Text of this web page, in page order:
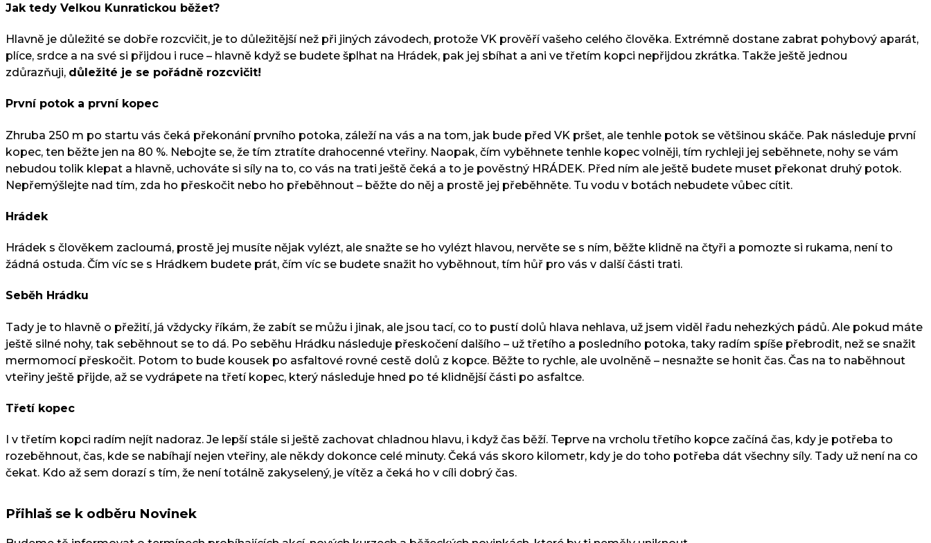
Jak tedy Velkou Kunratickou běžet?
Hlavně je důležité se dobře rozcvičit, je to důležitější než při jiných závodech, protože VK prověří vašeho celého člověka. Extrémně dostane zabrat pohybový aparát,
plíce, srdce a na své si přijdou i ruce – hlavně když se budete šplhat na Hrádek, pak jej sbíhat a ani ve třetím kopci nepřijdou zkrátka. Takže ještě jednou
zdůrazňuji, důležité je se pořádně rozcvičit!
První potok a první kopec
Zhruba 250 m po startu vás čeká překonání prvního potoka, záleží na vás a na tom, jak bude před VK pršet, ale tenhle potok se většinou skáče. Pak následuje první
kopec, ten běžte jen na 80 %. Nebojte se, že tím ztratíte drahocenné vteřiny. Naopak, čím vyběhnete tenhle kopec volněji, tím rychleji jej seběhnete, nohy se vám
nebudou tolik klepat a hlavně, uchováte si síly na to, co vás na trati ještě čeká a to je pověstný HRÁDEK. Před ním ale ještě budete muset překonat druhý potok.
Nepřemýšlejte nad tím, zda ho přeskočit nebo ho přeběhnout – běžte do něj a prostě jej přeběhněte. Tu vodu v botách nebudete vůbec cítit.
Hrádek
Hrádek s člověkem zacloumá, prostě jej musíte nějak vylézt, ale snažte se ho vylézt hlavou, nervěte se s ním, běžte klidně na čtyři a pomozte si rukama, není to
žádná ostuda. Čím víc se s Hrádkem budete prát, čím víc se budete snažit ho vyběhnout, tím hůř pro vás v další části trati.
Seběh Hrádku
Tady je to hlavně o přežití, já vždycky říkám, že zabít se můžu i jinak, ale jsou tací, co to pustí dolů hlava nehlava, už jsem viděl řadu nehezkých pádů. Ale pokud máte
ještě silné nohy, tak seběhnout se to dá. Po seběhu Hrádku následuje přeskočení dalšího – už třetího a posledního potoka, taky radím spíše přebrodit, než se snažit
mermomocí přeskočit. Potom to bude kousek po asfaltové rovné cestě dolů z kopce. Běžte to rychle, ale uvolněně – nesnažte se honit čas. Čas na to naběhnout
vteřiny ještě přijde, až se vydrápete na třetí kopec, který následuje hned po té klidnější části po asfaltce.
Třetí kopec
I v třetím kopci radím nejít nadoraz. Je lepší stále si ještě zachovat chladnou hlavu, i když čas běží. Teprve na vrcholu třetího kopce začíná čas, kdy je potřeba to
rozeběhnout, čas, kde se nabíhají nejen vteřiny, ale někdy dokonce celé minuty. Čeká vás skoro kilometr, kdy je do toho potřeba dát všechny síly. Tady už není na co
čekat. Kdo až sem dorazí s tím, že není totálně zakyselený, je vítěz a čeká ho v cíli dobrý čas.
Přihlaš se k odběru Novinek